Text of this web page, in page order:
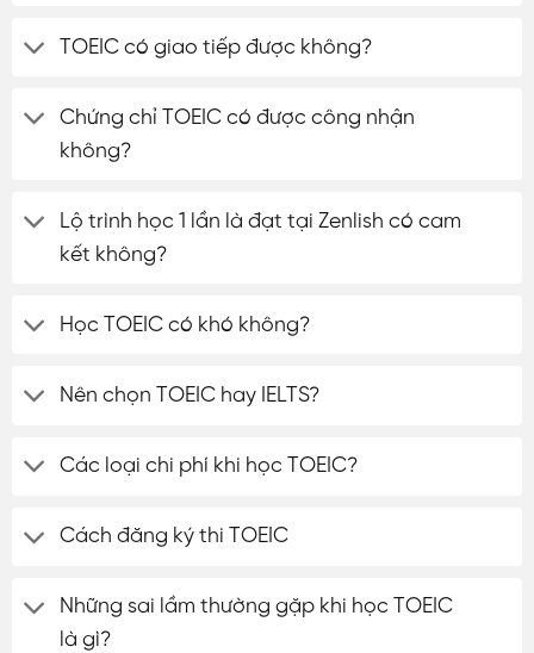
TOEIC có giao tiếp được không?
Chứng chỉ TOEIC có được công nhận
không?
Lộ trình học 1 lần là đạt tại Zenlish có cam
kết không?
Học TOEIC có khó không?
Nên chọn TOEIC hay IELTS?
Các loại chi phí khi học TOEIC?
Cách đăng ký thi TOEIC
Những sai lầm thường gặp khi học TOEIC
là gì?